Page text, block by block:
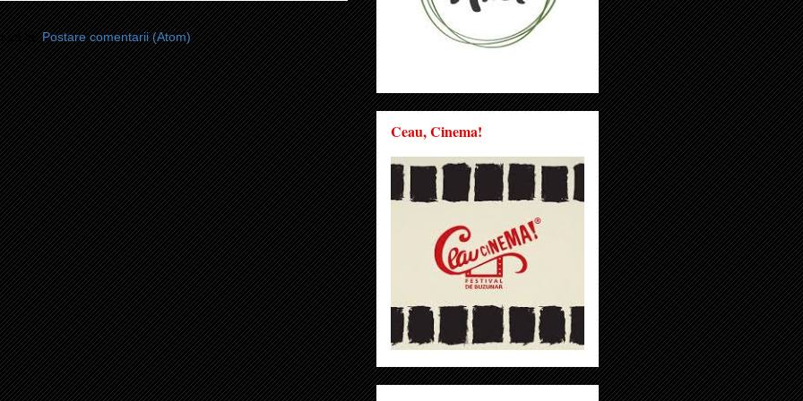
vă la:Postare comentarii (Atom)
Ceau, Cinema!